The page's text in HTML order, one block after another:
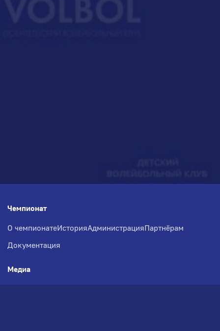
Чемпионат
О чемпионатеИсторияАдминистрацияПартнёрам
Документация
Медиа